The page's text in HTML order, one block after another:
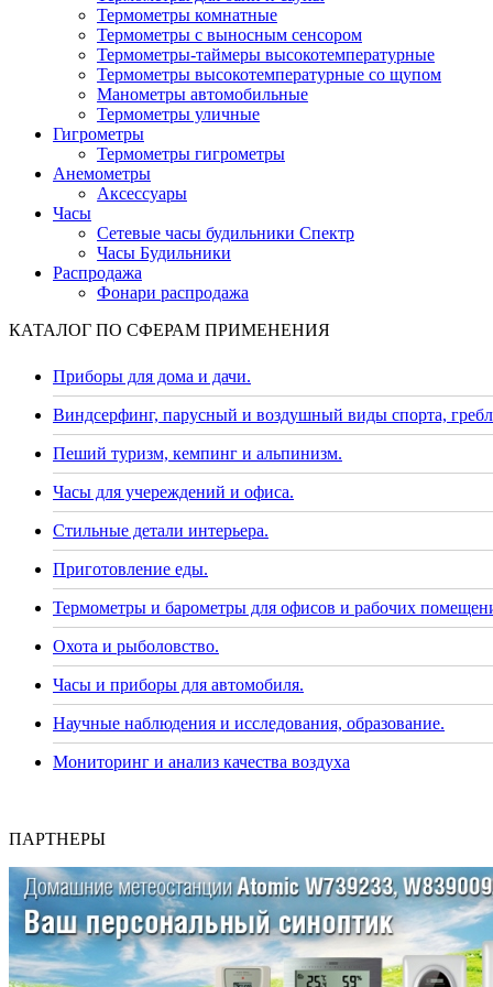
Термометры комнатные
Термометры с выносным сенсором
Термометры-таймеры высокотемпературные
Термометры высокотемпературные со щупом
Манометры автомобильные
Термометры уличные
Гигрометры
Термометры гигрометры
Анемометры
Аксессуары
Часы
Сетевые часы будильники Спектр
Часы Будильники
Распродажа
Фонари распродажа
КАТАЛОГ ПО СФЕРАМ ПРИМЕНЕНИЯ
Приборы для дома и дачи.
Виндсерфинг, парусный и воздушный виды спорта,
Пеший туризм, кемпинг и альпинизм.
Часы для учереждений и офиса.
Стильные детали интерьера.
Приготовление еды.
Термометры и барометры для офисов и рабочих
Охота и рыболовство.
Часы и приборы для автомобиля.
Научные наблюдения и исследования, образование.
Мониторинг и анализ качества воздуха
ПАРТНЕРЫ